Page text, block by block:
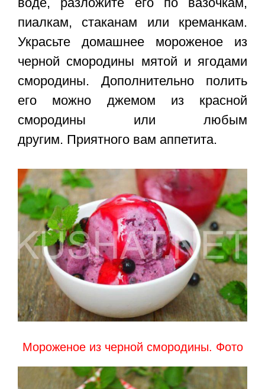
пиалкам, стаканам или креманкам.
Украсьте домашнее мороженое из
черной смородины мятой и ягодами
смородины. Дополнительно полить
его можно джемом из красной
смородины или любым
другим. Приятного вам аппетита.
Мороженое из черной смородины. Фото